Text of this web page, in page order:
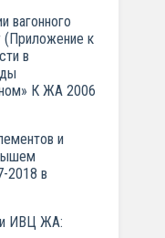
вагонного
(Приложение к
в
К ЖА 2006
и
2018 в
ИВЦ ЖА: